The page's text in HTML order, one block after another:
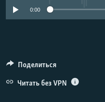
ПОБЕДИТЕЛЕЙ НЕ СУДЯТ?
УКРАИНСКАЯ ПРОБЛЕМА КРЫМА
ПРИСОЕДИНЯЙТЕСЬ!
0:00
Поделиться
Читать без VPN